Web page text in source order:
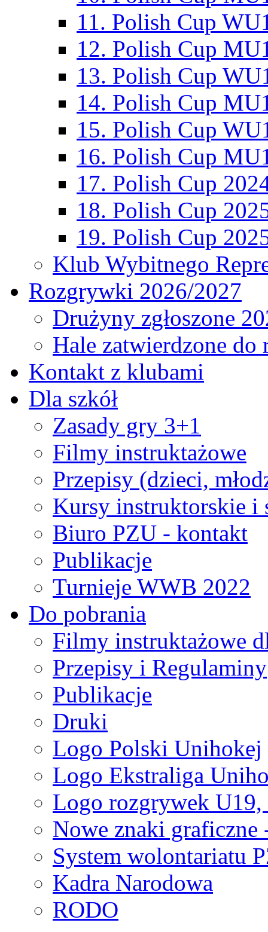
11. Polish Cup
12. Polish Cup
13. Polish Cup
14. Polish Cup
15. Polish Cup
16. Polish Cup
17. Polish Cup
18. Polish Cup
19. Polish Cup
Klub Wybitnego
Rozgrywki 2026/2027
Drużyny zgłoszone
Hale zatwierdzone
Kontakt z klubami
Dla szkół
Zasady gry 3+1
Filmy instruktażowe
Przepisy (dzieci,
Kursy instruktorskie i
Biuro PZU - kontakt
Publikacje
Turnieje WWB 2022
Do pobrania
Filmy instruktażowe
Przepisy i Regulaminy
Publikacje
Druki
Logo Polski Unihokej
Logo Ekstraliga
Logo rozgrywek
Nowe znaki graficzne
System wolontariatu
Kadra Narodowa
RODO